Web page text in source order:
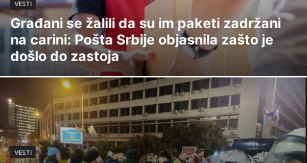
VESTI
Građani se žalili da su im paketi zadržani
na carini: Pošta Srbije objasnila zašto je
došlo do zastoja
VESTI